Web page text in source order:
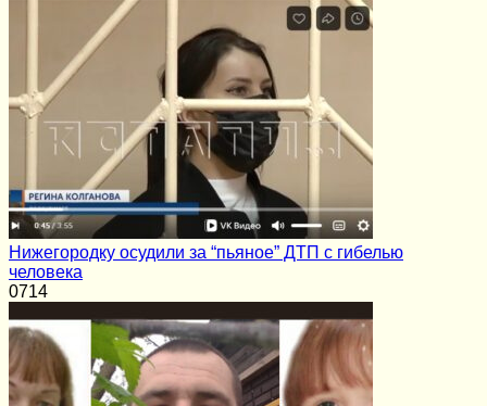
Нижегородку осудили за “пьяное” ДТП с гибелью
человека
0714